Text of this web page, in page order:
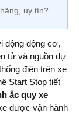
uy tín?
động động cơ,
tử và nguồn dự
điện trên xe
Start Stop tiết
ắc quy xe
được vận hành